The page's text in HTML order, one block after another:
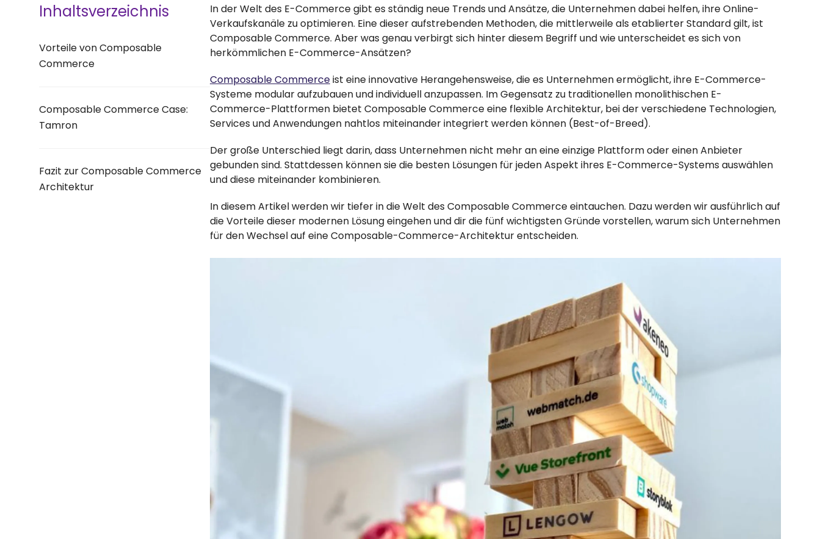
Inhaltsverzeichnis
Vorteile von Composable
Commerce
Composable Commerce Case:
Tamron
Fazit zur Composable Commerce
Architektur
In der Welt des E-Commerce gibt es ständig neue Trends und Ansätze, die Unternehmen dabei helfen, ihre Online-
Verkaufskanäle zu optimieren. Eine dieser aufstrebenden Methoden, die mittlerweile als etablierter Standard gilt, ist
Composable Commerce. Aber was genau verbirgt sich hinter diesem Begriff und wie unterscheidet es sich von
herkömmlichen E-Commerce-Ansätzen?
Composable Commerceist eine innovative Herangehensweise, die es Unternehmen ermöglicht, ihre E-Commerce-
Systeme modular aufzubauen und individuell anzupassen. Im Gegensatz zu traditionellen monolithischen E-
Commerce-Plattformen bietet Composable Commerce eine flexible Architektur, bei der verschiedene Technologien,
Services und Anwendungen nahtlos miteinander integriert werden können (Best-of-Breed).
Der große Unterschied liegt darin, dass Unternehmen nicht mehr an eine einzige Plattform oder einen Anbieter
gebunden sind. Stattdessen können sie die besten Lösungen für jeden Aspekt ihres E-Commerce-Systems auswählen
und diese miteinander kombinieren.
In diesem Artikel werden wir tiefer in die Welt des Composable Commerce eintauchen. Dazu werden wir ausführlich auf
die Vorteile dieser modernen Lösung eingehen und dir die fünf wichtigsten Gründe vorstellen, warum sich Unternehmen
für den Wechsel auf eine Composable-Commerce-Architektur entscheiden.